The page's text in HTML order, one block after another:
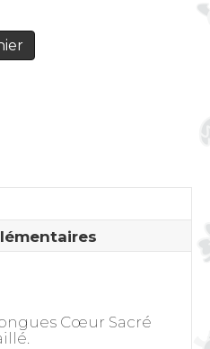
Cœur Sacré